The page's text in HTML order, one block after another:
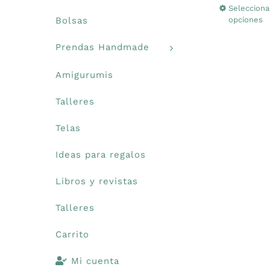
opciones
Bolsas
Prendas Handmade
Amigurumis
Talleres
Telas
Ideas para regalos
Libros y revistas
Talleres
Carrito
Mi cuenta